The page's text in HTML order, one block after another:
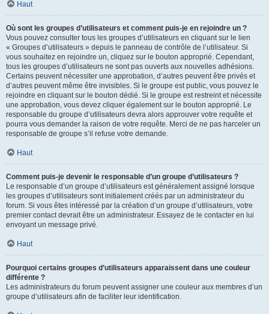
Haut
Où sont les groupes d’utilisateurs et comment puis-je en rejoindre un ?
Vous pouvez consulter tous les groupes d’utilisateurs en cliquant sur le lien
« Groupes d’utilisateurs » depuis le panneau de contrôle de l’utilisateur. Si
vous souhaitez en rejoindre un, cliquez sur le bouton approprié. Cependant,
tous les groupes d’utilisateurs ne sont pas ouverts aux nouvelles adhésions.
Certains peuvent nécessiter une approbation, d’autres peuvent être privés et
d’autres peuvent même être invisibles. Si le groupe est public, vous pouvez le
rejoindre en cliquant sur le bouton dédié. Si le groupe est restreint et nécessite
une approbation, vous devez cliquer également sur le bouton approprié. Le
responsable du groupe d’utilisateurs devra alors approuver votre requête et
pourra vous demander la raison de votre requête. Merci de ne pas harceler un
responsable de groupe s’il refuse votre demande.
Haut
Comment puis-je devenir le responsable d’un groupe d’utilisateurs ?
Le responsable d’un groupe d’utilisateurs est généralement assigné lorsque
les groupes d’utilisateurs sont initialement créés par un administrateur du
forum. Si vous êtes intéressé par la création d’un groupe d’utilisateurs, votre
premier contact devrait être un administrateur. Essayez de le contacter en lui
envoyant un message privé.
Haut
Pourquoi certains groupes d’utilisateurs apparaissent dans une couleur
différente ?
Les administrateurs du forum peuvent assigner une couleur aux membres d’un
groupe d’utilisateurs afin de faciliter leur identification.